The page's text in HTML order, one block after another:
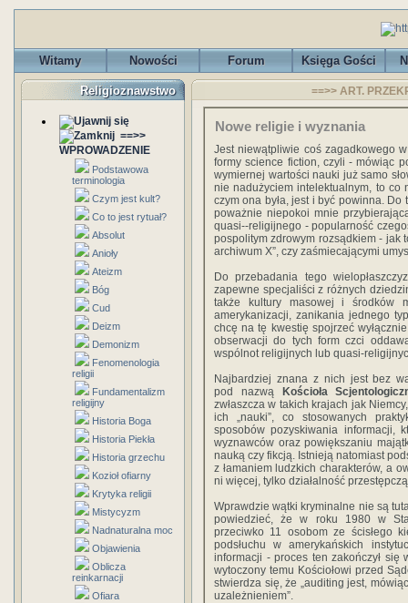
Witamy Nowości Forum Księga Gości
Religioznawstwo
==>>
WPROWADZENIE
Podstawowa
terminologia
Czym jest kult?
Co to jest rytuał?
Absolut
Anioły
Ateizm
Bóg
Cud
Deizm
Demonizm
Fenomenologia
religii
Fundamentalizm
religijny
Historia Boga
Historia Piekła
Historia grzechu
Kozioł ofiarny
Krytyka religii
Mistycyzm
Nadnaturalna moc
Objawienia
Oblicza
reinkarnacji
Ofiara
==>> ART.
Nowe religie i wyznania
Jest niewątpliwie coś zagadkowego
formy science fiction, czyli - mówiąc
wymiernej wartości nauki już samo
nie nadużyciem intelektualnym, to co
czym ona była, jest i być powinna.
poważnie niepokoi mnie
quasi--religijnego - popularność
pospolitym zdrowym rozsądkiem - jak
archiwum X”, czy zaśmiecającymi
Do przebadania tego
zapewne specjaliści z różnych
także kultury masowej i środków
amerykanizacji, zanikania jednego
chcę na tę kwestię spojrzeć
obserwacji do tych form czci
wspólnot religijnych lub quasi-
Najbardziej znana z nich jest bez
pod nazwą
Kościoła
zwłaszcza w takich krajach jak
ich „nauki”, co stosowanych
sposobów pozyskiwania informacji,
wyznawców oraz powiększaniu
nauką czy fikcją. Istnieją natomiast
z łamaniem ludzkich charakterów, a
ni więcej, tylko działalność
Wprawdzie wątki kryminalne nie są
powiedzieć, że w roku 1980 w
przeciwko 11 osobom ze ścisłego
podsłuchu w amerykańskich
informacji - proces ten zakoń­czył się
wytoczony temu Kościołowi przed
stwierdza się, że „auditing jest,
uzależnieniem”.